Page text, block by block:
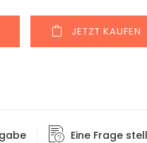
JETZT KAUFEN
Eine Frage